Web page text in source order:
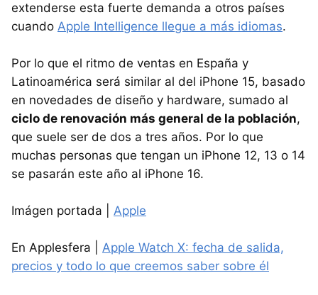
extenderse esta fuerte demanda a otros países
cuando Apple Intelligence llegue a más idiomas.
Por lo que el ritmo de ventas en España y
Latinoamérica será similar al del iPhone 15, basado
en novedades de diseño y hardware, sumado al
ciclo de renovación más general de la población,
que suele ser de dos a tres años. Por lo que
muchas personas que tengan un iPhone 12, 13 o 14
se pasarán este año al iPhone 16.
Imágen portada | Apple
En Applesfera | Apple Watch X: fecha de salida,
precios y todo lo que creemos saber sobre él